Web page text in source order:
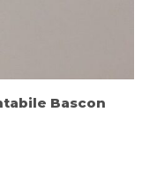
Bascon